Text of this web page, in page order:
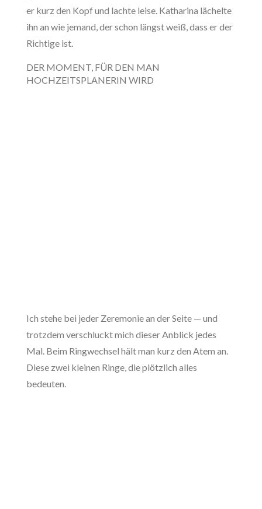
er kurz den Kopf und lachte leise. Katharina lächelte
ihn an wie jemand, der schon längst weiß, dass er der
Richtige ist.
DER MOMENT, FÜR DEN MAN
HOCHZEITSPLANERIN WIRD
Ich stehe bei jeder Zeremonie an der Seite — und
trotzdem verschluckt mich dieser Anblick jedes
Mal. Beim Ringwechsel hält man kurz den Atem an.
Diese zwei kleinen Ringe, die plötzlich alles
bedeuten.